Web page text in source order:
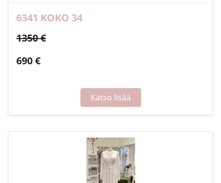
6341 KOKO 34
1350 €
690 €
Katso lisää